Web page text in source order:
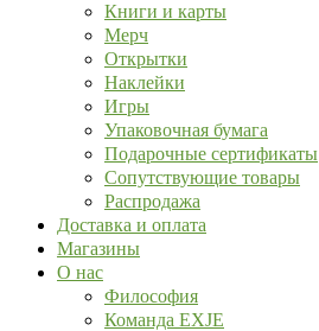
Книги и карты
Мерч
Открытки
Наклейки
Игры
Упаковочная бумага
Подарочные сертификаты
Сопутствующие товары
Распродажа
Доставка и оплата
Магазины
О нас
Философия
Команда EXJE